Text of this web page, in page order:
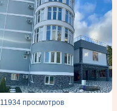
11934 просмотров